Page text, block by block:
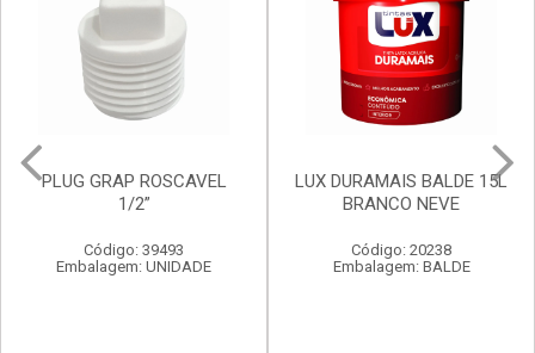
PLUG GRAP ROSCAVEL
1/2”
Código: 39493
Embalagem: UNIDADE
LUX DURAMAIS BALDE 15L
BRANCO NEVE
Código: 20238
Embalagem: BALDE